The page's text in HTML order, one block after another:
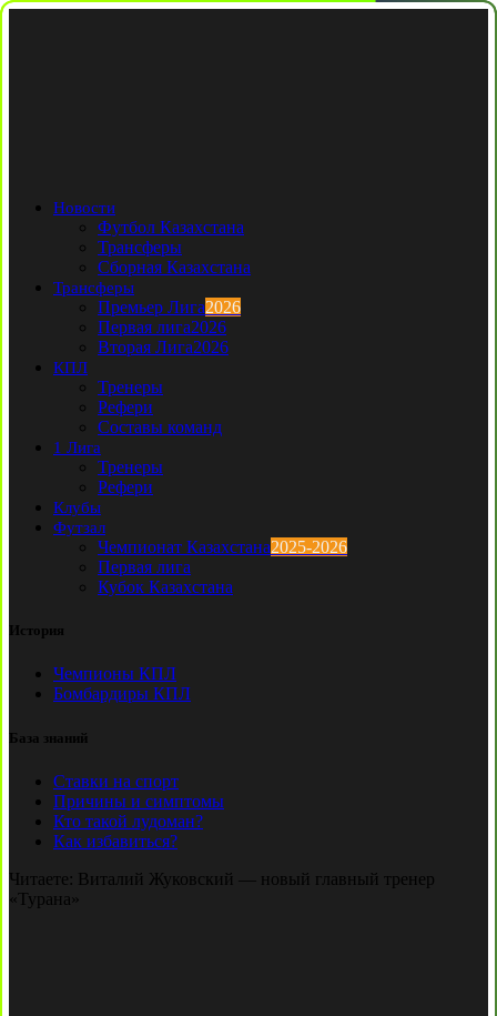
Новости
Футбол Казахстана
Трансферы
Сборная Казахстана
Трансферы
Премьер Лига2026
Первая лига2026
Вторая Лига2026
КПЛ
Тренеры
Рефери
Составы команд
1 Лига
Тренеры
Рефери
Клубы
Футзал
Чемпионат Казахстана2025-2026
Первая лига
Кубок Казахстана
История
Чемпионы КПЛ
Бомбардиры КПЛ
База знаний
Ставки на спорт
Причины и симптомы
Кто такой лудоман?
Как избавиться?
Читаете: Виталий Жуковский — новый главный тренер
«Турана»